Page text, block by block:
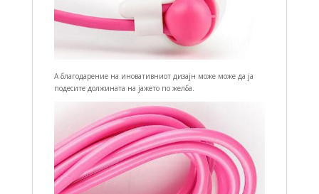
А благодарение на иновативниот дизајн може може да ја
подесите должината на јажето по желба.